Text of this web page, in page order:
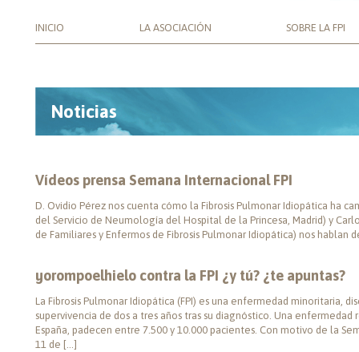
INICIO LA ASOCIACIÓN SOBRE LA FPI
Noticias
Vídeos prensa Semana Internacional FPI
D. Ovidio Pérez nos cuenta cómo la Fibrosis Pulmonar Idiopática ha
del Servicio de Neumología del Hospital de la Princesa, Madrid) y
de Familiares y Enfermos de Fibrosis Pulmonar Idiopática) nos hablan
#yorompoelhielo contra la FPI ¿y tú? ¿te apuntas?
La Fibrosis Pulmonar Idiopática (FPI) es una enfermedad minoritaria,
supervivencia de dos a tres años tras su diagnóstico. Una
España, padecen entre 7.500 y 10.000 pacientes. Con motivo de la
11 de […]